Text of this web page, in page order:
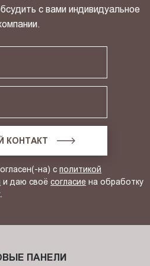
с вами индивидуальное
КОНТАКТ
на) сполитикой
и даю своёсогласие на обработку
ПАНЕЛИ